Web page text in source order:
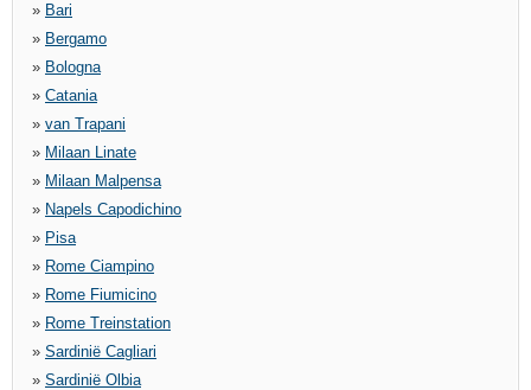
» Bari
» Bergamo
» Bologna
» Catania
» van Trapani
» Milaan Linate
» Milaan Malpensa
» Napels Capodichino
» Pisa
» Rome Ciampino
» Rome Fiumicino
» Rome Treinstation
» Sardinië Cagliari
» Sardinië Olbia